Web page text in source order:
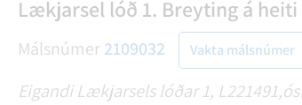
Lækjarsel lóð 1. Breyting á heiti
Málsnúmer2109032 Vakta málsnúmer
Eigandi Lækjarsels lóðar 1,